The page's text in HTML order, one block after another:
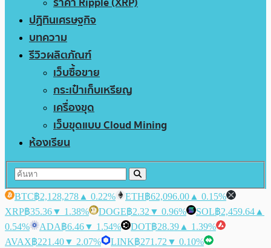
ปฏิทินเศรษฐกิจ
บทความ
รีวิวผลิตภัณฑ์
เว็บซื้อขาย
กระเป๋าเก็บเหรียญ
เครื่องขุด
เว็บขุดแบบ Cloud Mining
ห้องเรียน
BTC฿2,128,278 ▲ 0.22% ETH฿62,096.00 ▲ 0.15%
XRP฿35.36▼ 1.38% DOGE฿2.32 ▼ 0.96% SOL฿2,459.64 ▲
0.54%
ADA฿6.46▼ 1.54% DOT฿28.39 ▲ 1.39%
AVAX฿221.40▼ 2.07% LINK฿271.72 ▼ 0.10%